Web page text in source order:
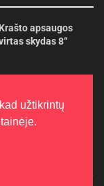
apsaugos
skydas 8“
užtikrintų